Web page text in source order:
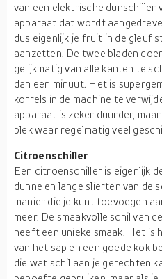
van een elektrische dunschiller
apparaat dat wordt
dus eigenlijk je fruit in de gleuf
aanzetten. De twee bladen
gelijkmatig van alle kanten te
dan een minuut. Het is
korrels in de machine te
apparaat is zeker duurder,
plek waar regelmatig veel
Citroenschiller
Een citroenschiller is eigenlijk
dunne en lange slierten van de
manier die je kunt toevoegen
meer. De smaakvolle schil van
heeft een unieke smaak. Het is
van het sap en een goede kok
die wat schil aan je gerechten